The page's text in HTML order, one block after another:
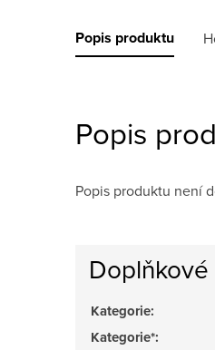
Popis produktu
Popis
Popis produktu není
Kategorie:
Kategorie*: